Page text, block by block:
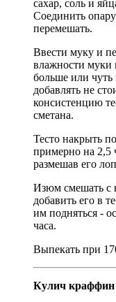
сахар, соль и
Соединить
перемешать.
Ввести муку и
влажности муки
больше или
добавлять не
консистенцию
сметана.
Тесто накрыть
примерно на 2,5
размешав его
Изюм смешать с
добавить его в
им подняться -
часа.
Выпекать при
Кулич краффин